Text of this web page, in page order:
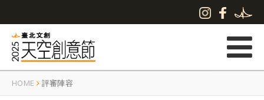
HOME 評審陣容